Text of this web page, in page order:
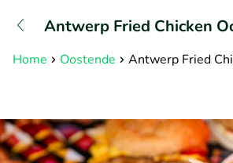
Antwerp Fried Chicken
Home Oostende Antwerp Fried